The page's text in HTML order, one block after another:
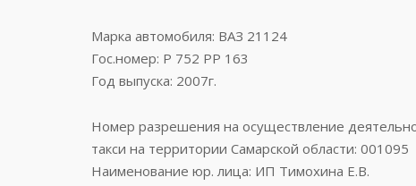
Марка автомобиля: ВАЗ 21124
Гос.номер: Р 752 РР 163
Год выпуска: 2007г.
Номер разрешения на осуществление
такси на территории Самарской области: 001095
Наименование юр. лица: ИП Тимохина Е.В.